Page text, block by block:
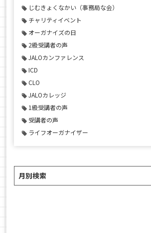
じむきょくなかい（事務局な会）
チャリティイベント
オーガナイズの日
2級受講者の声
JALOカンファレンス
ICD
CLO
JALOカレッジ
1級受講者の声
受講者の声
ライフオーガナイザー